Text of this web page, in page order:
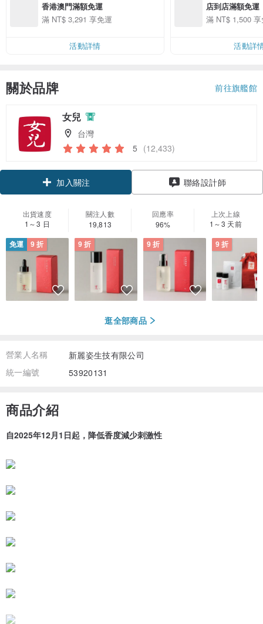
香港澳門滿額免運
滿 NT$ 3,291 享免運
活動詳情
店到店滿額免運
滿 NT$ 1,500
活動詳
關於品牌 前往旗艦館
女兒
台灣
5 (12,433)
加入關注 聯絡設計師
出貨速度
1～3 日
關注人數
19,813
回應率
96%
上次上線
1～3 天前
免運 9 折 9 折 9 折 9 折
逛全部商品
營業人名稱
新麗姿生技有限公司
統一編號
53920131
商品介紹
自2025年12月1日起，降低香度減少刺激性